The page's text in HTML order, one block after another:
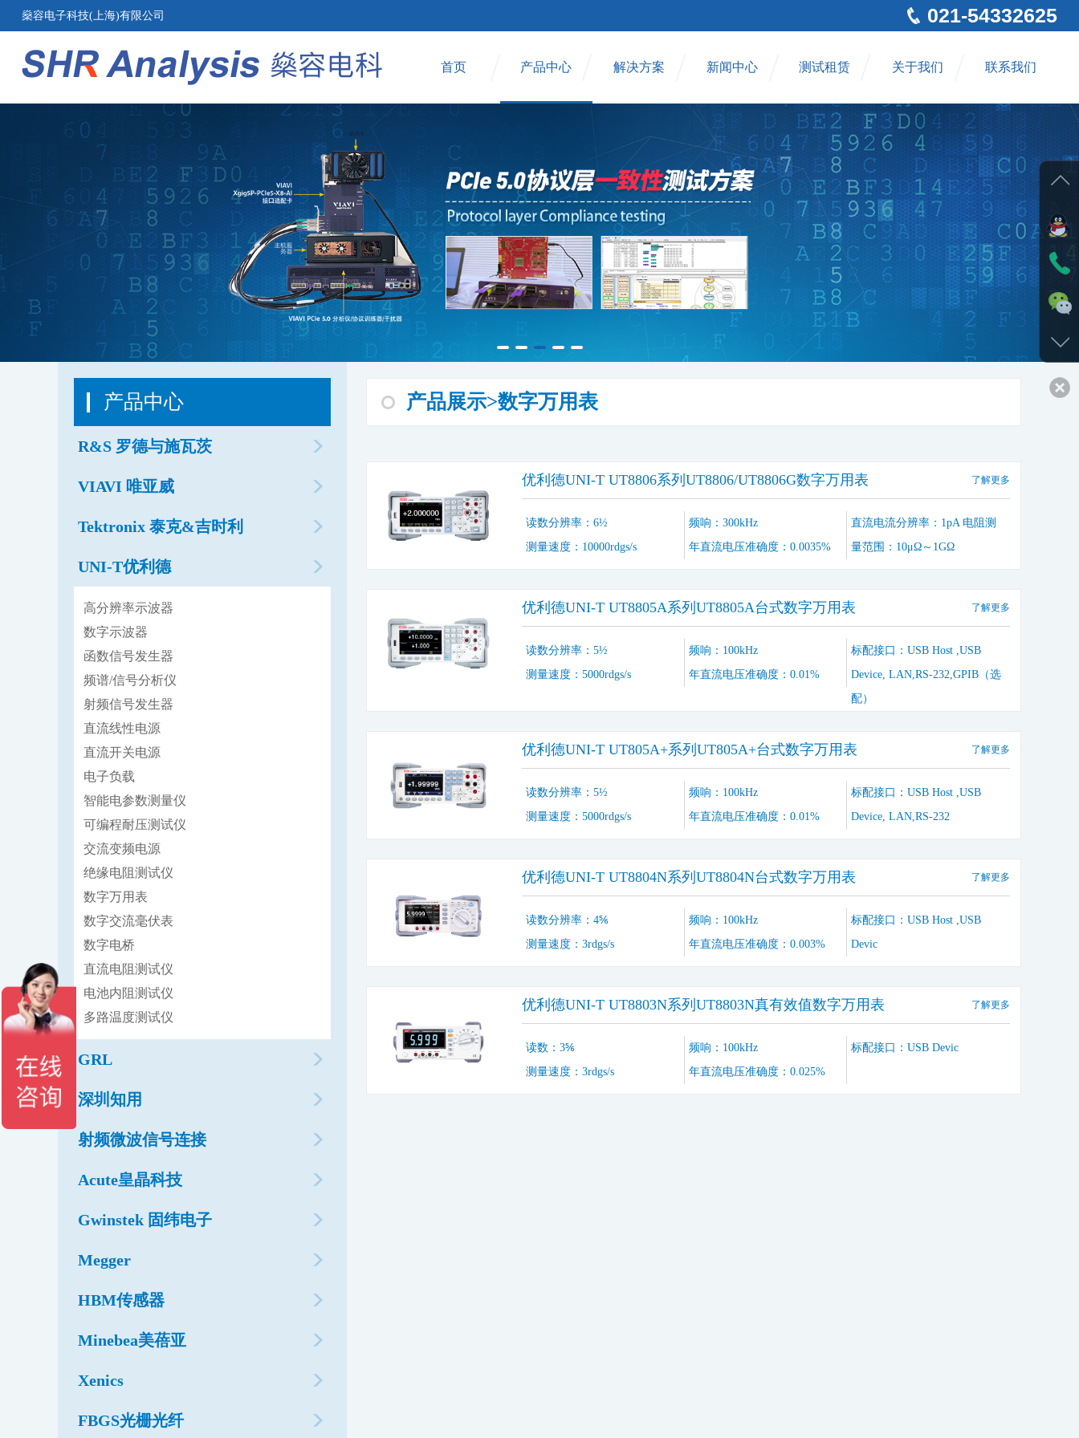
燊容电子科技(上海)有限公司 021-54332625
首页 产品中心 解决方案 新闻中心 测试租赁 关于我们 联系我们
产品中心
R&S 罗德与施瓦茨
VIAVI 唯亚威
Tektronix 泰克&吉时利
UNI-T优利德
高分辨率示波器
数字示波器
函数信号发生器
频谱/信号分析仪
射频信号发生器
直流线性电源
直流开关电源
电子负载
智能电参数测量仪
可编程耐压测试仪
交流变频电源
绝缘电阻测试仪
数字万用表
数字交流毫伏表
数字电桥
直流电阻测试仪
电池内阻测试仪
多路温度测试仪
GRL
深圳知用
射频微波信号连接
Acute皇晶科技
Gwinstek 固纬电子
Megger
HBM传感器
Minebea美蓓亚
Xenics
FBGS光栅光纤
产品展示>数字万用表
优利德UNI-T UT8806系列UT8806/UT8806G数字万用表 了解更多
读数分辨率：6½
测量速度：10000rdgs/s
频响：300kHz
年直流电压准确度：0.0035%
直流电流分辨率：1pA 电阻测
量范围：10μΩ～1GΩ
优利德UNI-T UT8805A系列UT8805A台式数字万用表 了解更多
读数分辨率：5½
测量速度：5000rdgs/s
频响：100kHz
年直流电压准确度：0.01%
标配接口：USB Host ,USB
Device, LAN,RS-232,GPIB（选
配）
优利德UNI-T UT805A+系列UT805A+台式数字万用表 了解更多
读数分辨率：5½
测量速度：5000rdgs/s
频响：100kHz
年直流电压准确度：0.01%
标配接口：USB Host ,USB
Device, LAN,RS-232
优利德UNI-T UT8804N系列UT8804N台式数字万用表 了解更多
读数分辨率：4⅚
测量速度：3rdgs/s
频响：100kHz
年直流电压准确度：0.003%
标配接口：USB Host ,USB
Devic
优利德UNI-T UT8803N系列UT8803N真有效值数字万用表 了解更多
读数：3⅚
测量速度：3rdgs/s
频响：100kHz
年直流电压准确度：0.025%
标配接口：USB Devic